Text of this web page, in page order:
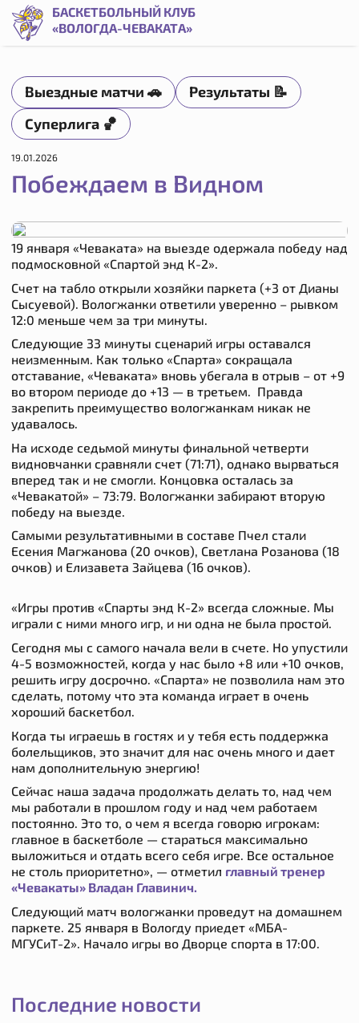
БАСКЕТБОЛЬНЫЙ КЛУБ
«ВОЛОГДА-ЧЕВАКАТА»
Выездные матчи 🚗
Результаты 📝
Суперлига 🏀
19.01.2026
Побеждаем в Видном
19 января «Чеваката» на выезде одержала победу над
подмосковной «Спартой энд К-2».
Счет на табло открыли хозяйки паркета (+3 от Дианы
Сысуевой). Вологжанки ответили уверенно – рывком
12:0 меньше чем за три минуты.
Следующие 33 минуты сценарий игры оставался
неизменным. Как только «Спарта» сокращала
отставание, «Чеваката» вновь убегала в отрыв – от +9
во втором периоде до +13 — в третьем. Правда
закрепить преимущество вологжанкам никак не
удавалось.
На исходе седьмой минуты финальной четверти
видновчанки сравняли счет (71:71), однако вырваться
вперед так и не смогли. Концовка осталась за
«Чевакатой» – 73:79. Вологжанки забирают вторую
победу на выезде.
Самыми результативными в составе Пчел стали
Есения Магжанова (20 очков), Светлана Розанова (18
очков) и Елизавета Зайцева (16 очков).
«Игры против «Спарты энд К-2» всегда сложные. Мы
играли с ними много игр, и ни одна не была простой.
Сегодня мы с самого начала вели в счете. Но упустили
4-5 возможностей, когда у нас было +8 или +10 очков,
решить игру досрочно. «Спарта» не позволила нам это
сделать, потому что эта команда играет в очень
хороший баскетбол.
Когда ты играешь в гостях и у тебя есть поддержка
болельщиков, это значит для нас очень много и дает
нам дополнительную энергию!
Сейчас наша задача продолжать делать то, над чем
мы работали в прошлом году и над чем работаем
постоянно. Это то, о чем я всегда говорю игрокам:
главное в баскетболе — стараться максимально
выложиться и отдать всего себя игре. Все остальное
не столь приоритетно», — отметил главный тренер
«Чевакаты» Владан Главинич.
Следующий матч вологжанки проведут на домашнем
паркете. 25 января в Вологду приедет «МБА-
МГУСиТ-2». Начало игры во Дворце спорта в 17:00.
Последние новости
Побеждаем в Видном | Баскетбольный клуб «Вологда-